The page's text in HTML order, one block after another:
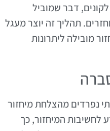
דבר שמוביל
תהליך זה יוצר מעגל
מובילה ליתרונות
נפרדים מהצלחת מיחזור
לחשיבות המיחזור, כך